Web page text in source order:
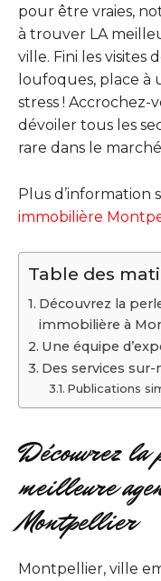
pour être vraies,
à trouver LA
ville. Fini les visites
loufoques, place à
stress ! Accrochez-
dévoiler tous les
rare dans le
Plus d’information
immobilière
Table des
Découvrez la
immobilière à
Une équipe
Des services
Publications
Découvrez
meilleure
Montpellier
Montpellier, ville